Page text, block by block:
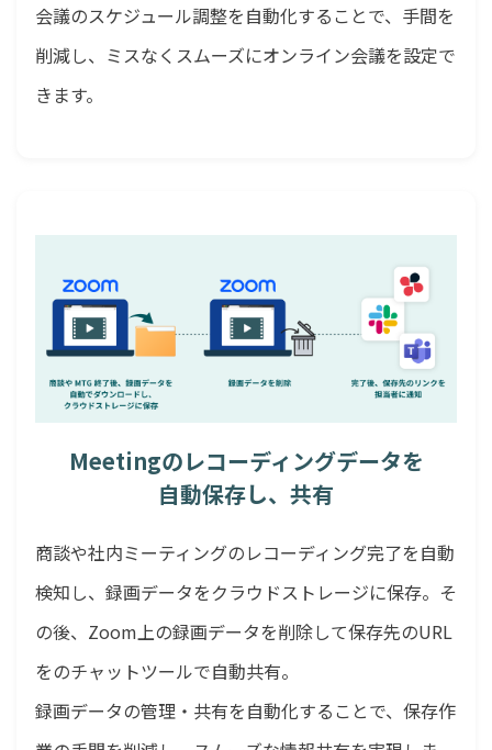
会議のスケジュール調整を自動化することで、手間を
削減し、ミスなくスムーズにオンライン会議を設定で
きます。
Meetingのレコーディングデータを
自動保存し、共有
商談や社内ミーティングのレコーディング完了を自動
検知し、録画データをクラウドストレージに保存。そ
の後、Zoom上の録画データを削除して保存先のURL
をのチャットツールで自動共有。
録画データの管理・共有を自動化することで、保存作